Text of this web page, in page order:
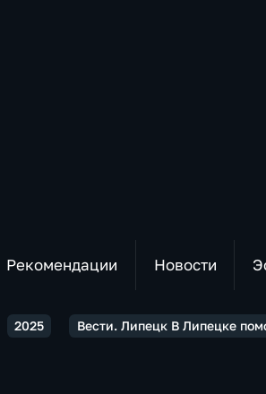
Рекомендации Новости
2025 Вести. Липецк В Липецке